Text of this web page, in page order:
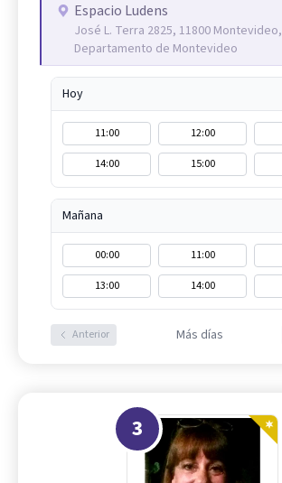
Espacio Ludens
José L. Terra 2825, 11800 Montevideo,
Departamento de Montevideo
Hoy
11:00 12:00
14:00
15:00
Mañana
00:00 11:00
13:00
14:00
Anterior Más días
3